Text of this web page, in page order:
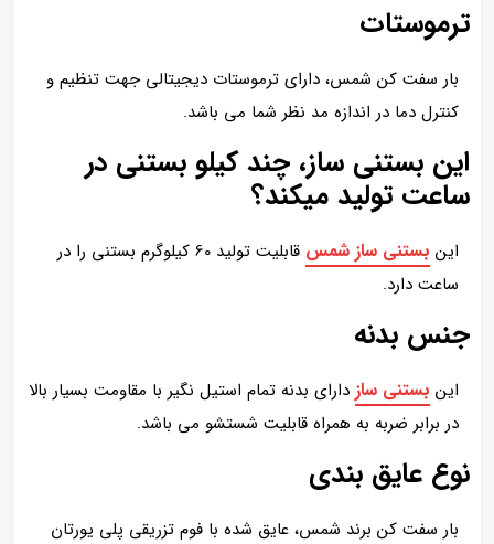
ترموستات
بار سفت کن شمس، دارای ترموستات دیجیتالی جهت تنظیم و
کنترل دما در اندازه مد نظر شما می باشد.
این بستنی ساز، چند کیلو بستنی در
ساعت تولید میکند؟
این بستنی ساز شمس
قابلیت تولید 60 کیلوگرم بستنی را در
ساعت دارد.
جنس بدنه
این بستنی ساز دارای بدنه تمام استیل نگیر با مقاومت بسیار بالا
در برابر ضربه به همراه قابلیت شستشو می باشد.
نوع عایق بندی
بار سفت کن برند شمس، عایق شده با فوم تزریقی پلی یورتان